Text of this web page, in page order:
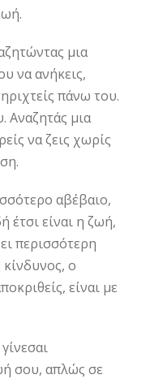
μια
να ανήκεις,
πάνω του.
Αναζητάς μια
να ζεις χωρίς
αβέβαιο,
έτσι είναι η ζωή,
περισσότερη
ο
είναι με
σου, απλώς σε